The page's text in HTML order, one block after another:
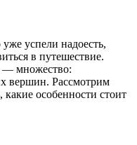
успели надоесть,
в путешествие.
— множество:
вершин. Рассмотрим
особенности стоит